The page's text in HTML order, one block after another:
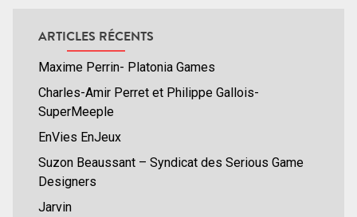
ARTICLES RÉCENTS
Maxime Perrin- Platonia Games
Charles-Amir Perret et Philippe Gallois-
SuperMeeple
EnVies EnJeux
Suzon Beaussant – Syndicat des Serious Game
Designers
Jarvin